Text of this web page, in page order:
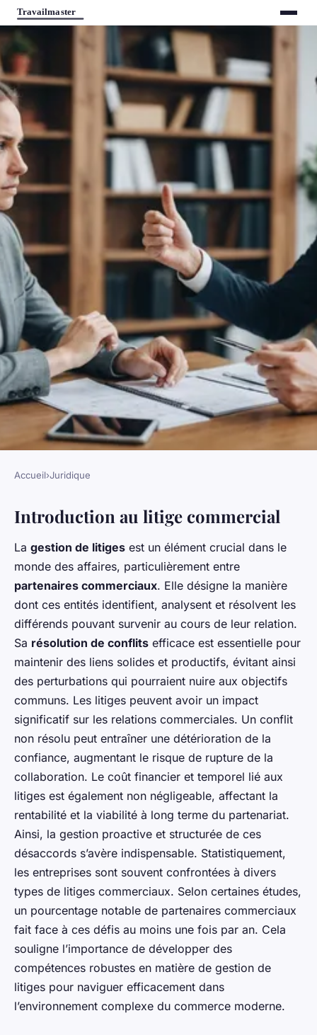
Comment gérer un litige avec
un partenaire commercial ?
Adrien• 6 novembre 2024•7 min de lecture
Accueil›Juridique
Introduction au litige commercial
La gestion de litiges est un élément crucial dans le
monde des affaires, particulièrement entre
partenaires commerciaux. Elle désigne la manière
dont ces entités identifient, analysent et résolvent les
différends pouvant survenir au cours de leur relation.
Sa résolution de conflits efficace est essentielle pour
maintenir des liens solides et productifs, évitant ainsi
des perturbations qui pourraient nuire aux objectifs
communs. Les litiges peuvent avoir un impact
significatif sur les relations commerciales. Un conflit
non résolu peut entraîner une détérioration de la
confiance, augmentant le risque de rupture de la
collaboration. Le coût financier et temporel lié aux
litiges est également non négligeable, affectant la
rentabilité et la viabilité à long terme du partenariat.
Ainsi, la gestion proactive et structurée de ces
désaccords s’avère indispensable. Statistiquement,
les entreprises sont souvent confrontées à divers
types de litiges commerciaux. Selon certaines études,
un pourcentage notable de partenaires commerciaux
fait face à ces défis au moins une fois par an. Cela
souligne l’importance de développer des
compétences robustes en matière de gestion de
litiges pour naviguer efficacement dans
l’environnement complexe du commerce moderne.